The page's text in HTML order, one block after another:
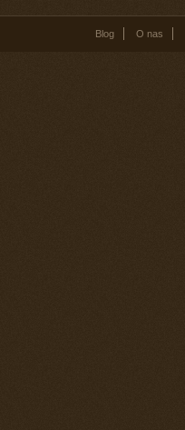
Blog O nas